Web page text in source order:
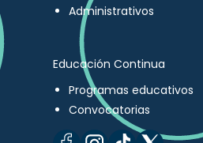
Administrativos
Educación Continua
Programas educativos
Convocatorias